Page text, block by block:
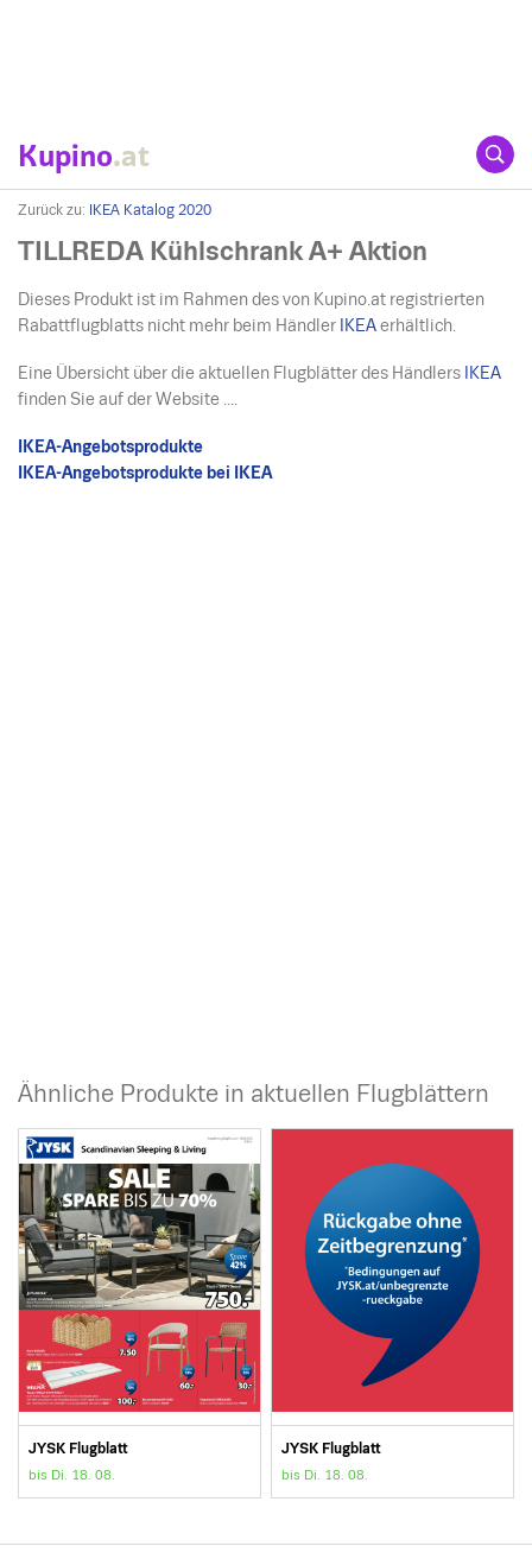
Kupino.at
Zurück zu: IKEA Katalog 2020
TILLREDA Kühlschrank A+ Aktion
Dieses Produkt ist im Rahmen des von Kupino.at registrierten
Rabattflugblatts nicht mehr beim Händler IKEAerhältlich.
Eine Übersicht über die aktuellen Flugblätter des Händlers IKEA
finden Sie auf der Website ....
IKEA-Angebotsprodukte
IKEA-Angebotsprodukte bei IKEA
Ähnliche Produkte in aktuellen Flugblättern
JYSK Flugblatt
bis Di. 18. 08.
JYSK Flugblatt
bis Di. 18. 08.